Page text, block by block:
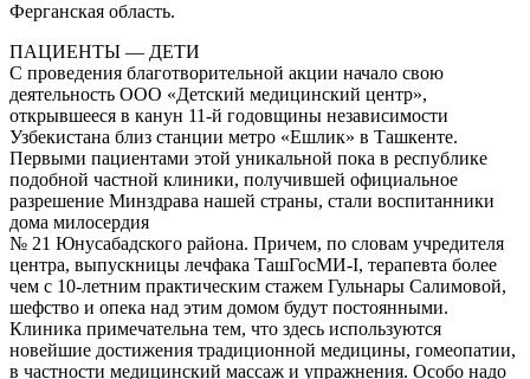
Ферганская область.
ПАЦИЕНТЫ — ДЕТИ
С проведения благотворительной акции начало свою
деятельность ООО «Детский медицинский центр»,
открывшееся в канун 11-й годовщины независимости
Узбекистана близ станции метро «Ешлик» в Ташкенте.
Первыми пациентами этой уникальной пока в республике
подобной частной клиники, получившей официальное
разрешение Минздрава нашей страны, стали воспитанники
дома милосердия
№ 21 Юнусабадского района. Причем, по словам учредителя
центра, выпускницы лечфака ТашГосМИ-I, терапевта более
чем с 10-летним практическим стажем Гульнары Салимовой,
шефство и опека над этим домом будут постоянными.
Клиника примечательна тем, что здесь используются
новейшие достижения традиционной медицины, гомеопатии,
в частности медицинский массаж и упражнения. Особо надо